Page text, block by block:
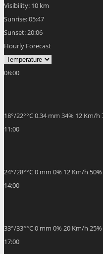
Visibility: 10 km
Sunrise:05:47
Sunset: 20:06
Hourly Forecast
08:00
18°/22°°C0.34 mm 34% 12 Km/h
11:00
24°/28°°C0 mm 0% 12 Km/h 50%
14:00
33°/33°°C0 mm 0% 20 Km/h 25%
17:00